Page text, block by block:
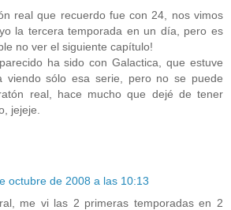
real que recuerdo fue con 24, nos vimos
la tercera temporada en un día, pero es
no ver el siguiente capítulo!
ha sido con Galactica, que estuve
viendo sólo esa serie, pero no se puede
real, hace mucho que dejé de tener
jejeje.
octubre de 2008 a las 10:13
me vi las 2 primeras temporadas en 2